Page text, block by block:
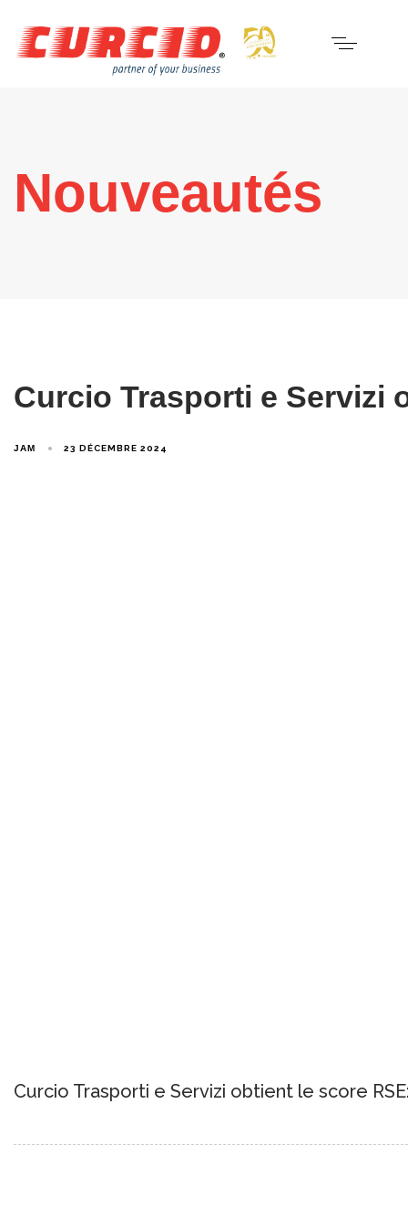
Nouveautés
Curcio Trasporti e Servizi
JAM 23 DÉCEMBRE 2024
Curcio Trasporti e Servizi obtient le score